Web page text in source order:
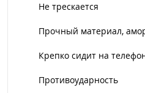
Не трескается
Прочный материал,
Крепко сидит на
Противоударность